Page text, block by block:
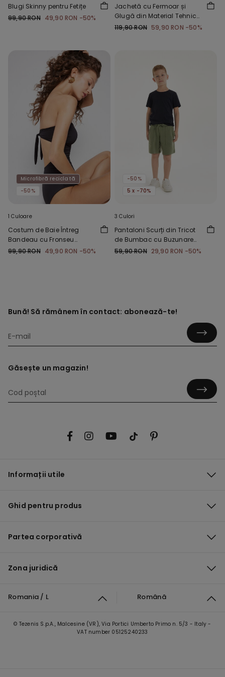
Blugi Skinny pentru Fetițe
99,90 RON 49,90 RON -50%
Jachetă cu Fermoar și
Glugă din Material Tehnic
Copii Unisex
119,90 RON 59,90 RON -50%
Microfibră reciclată
-50%
1 Culoare
Costum de Baie Întreg
Bandeau cu Fronseu
Microfibră Reciclată
99,90 RON 49,90 RON -50%
-50%
5 x -70%
3 Culori
Pantaloni Scurți din Tricot
de Bumbac cu Buzunare
Băieți
59,90 RON 29,90 RON -50%
Bună! Să rămânem în contact: abonează-te!
Găsește un magazin!
Informații utile
Ghid pentru produs
Partea corporativă
Zona juridică
Romania / L Română
© Tezenis S.p.A., Malcesine (VR), Via Portici Umberto Primo n. 5/3 - Italy -
VAT number 05125240233